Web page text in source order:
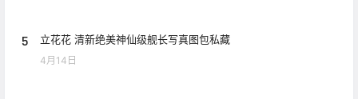
5 立花花 清新绝美神仙级舰长写真图包私藏
4月14日